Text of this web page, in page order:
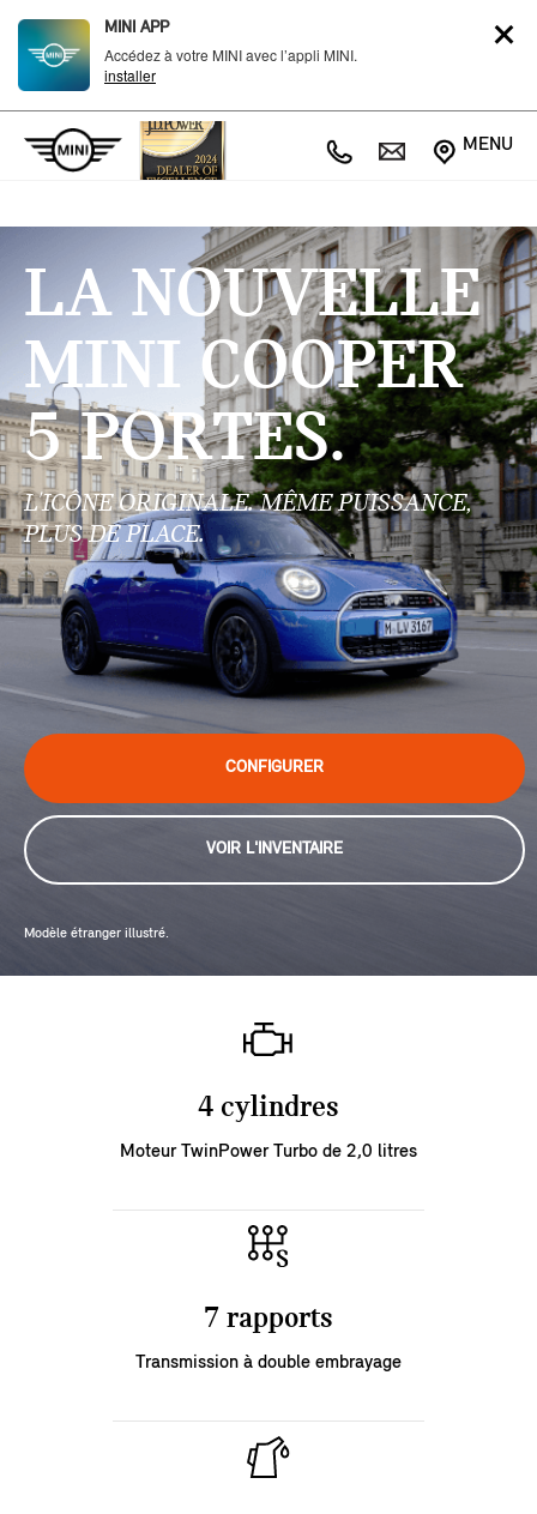
MINI APP
Accédez à votre MINI avec l’appli MINI.
installer
MENU
Modèle étranger illustré.
LA NOUVELLE
MINI COOPER
5 PORTES.
L'ICÔNE ORIGINALE. MÊME PUISSANCE,
PLUS DE PLACE.
CONFIGURER
VOIR L'INVENTAIRE
4 cylindres
Moteur TwinPower Turbo de 2,0 litres
7 rapports
Transmission à double embrayage